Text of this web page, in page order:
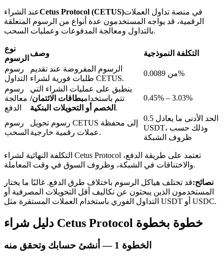
استثمارات حصرية لحاملي BTR
خدمة الاقتراض المدعومة بالعملات المشفرة
عند الشراءCetus Protocol (CETUS)في منصة تداول العملات
الرقمية، قد يواجه المستخدمون عدة أنواع من الرسوم المتعلقة
بالتداول ومعالجة المدفوعات وعمليات السحب.
نوع
الرسوم
وصف
التكلفة النموذجية
رسوم
التداول
الرسوم المفروضة عند تقديم
طلبات فورية لشراء CETUS.
من 0.0089%
رسوم
معالجة
الدفع
ينطبق على عمليات الشراء التي
تتم باستخدامبطاقات الائتمان/
الخصم أو التحويلات البنكية .
0.45% – 3.03%
رسوم
السحب
رسوم تحويل CETUS إلى محفظة
عملات رقمية خارجية.
الحد الأدنى ما يعادل 0.5
USDT، وذلك حسب
ظروف الشبكة
التكلفة النهائية لشراء Cetus Protocol تعتمد على طريقة الدفع،
والاختناقات في الشبكة، وظروف السوق في وقت المعاملة.
نصائح:قد تختلف هياكل الرسوم باختلاف طرق الدفع. غالبًا ما يختار
المستخدمون الذين يبحثون عن تكاليف أقل التحويلات المصرفية أو
التداول الفوري باستخدام العملات المستقرة مثل USDT أو USDC.
دليل شراء Cetus Protocol خطوة بخطوة
الخطوة أنشئ حسابك وتحقق منه